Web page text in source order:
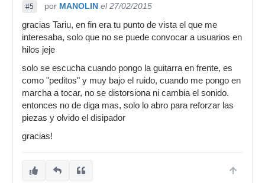
#5 por MANOLIN el 27/02/2015
gracias Tariu, en fin era tu punto de vista el que me
interesaba, solo que no se puede convocar a usuarios en
hilos jeje
solo se escucha cuando pongo la guitarra en frente, es
como "peditos" y muy bajo el ruido, cuando me pongo en
marcha a tocar, no se distorsiona ni cambia el sonido.
entonces no de diga mas, solo lo abro para reforzar las
piezas y olvido el disipador
gracias!